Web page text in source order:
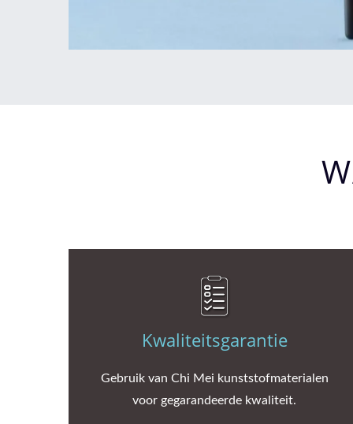
Kwaliteitsgarantie
Gebruik van Chi Mei kunststofmaterialen
voor gegarandeerde kwaliteit.